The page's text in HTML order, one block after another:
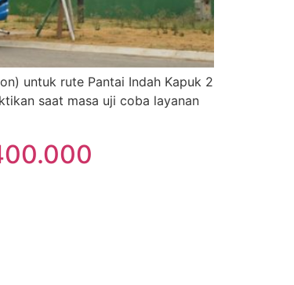
untuk rute Pantai Indah Kapuk 2
saat masa uji coba layanan